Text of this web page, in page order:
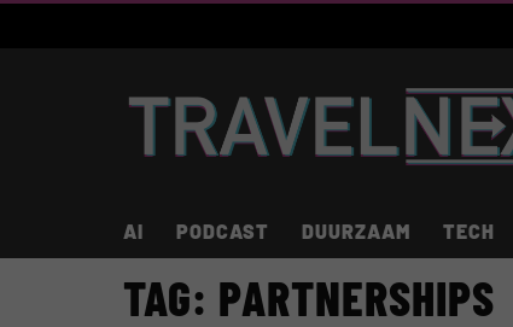
AI PODCAST DUURZAAM TECH
TAG: PARTNERSHIPS